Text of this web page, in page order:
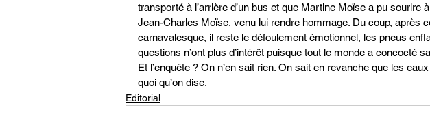
transporté à l’arrière d’un bus et que Martine Moïse a pu sourire
Jean-Charles Moïse, venu lui rendre hommage. Du coup, après
carnavalesque, il reste le défoulement émotionnel, les pneus
questions n’ont plus d’intérêt puisque tout le monde a concocté
Et l’enquête ? On n’en sait rien. On sait en revanche que les
quoi qu’on dise.
Editorial